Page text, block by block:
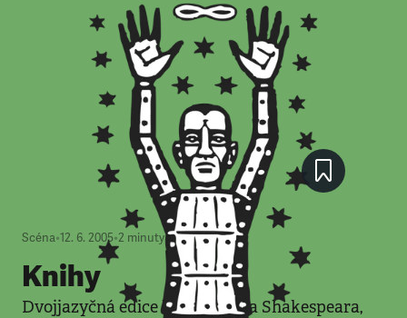
Scéna•12. 6. 2005•2 minuty
Knihy
Dvojjazyčná edice her Williama Shakespeara,